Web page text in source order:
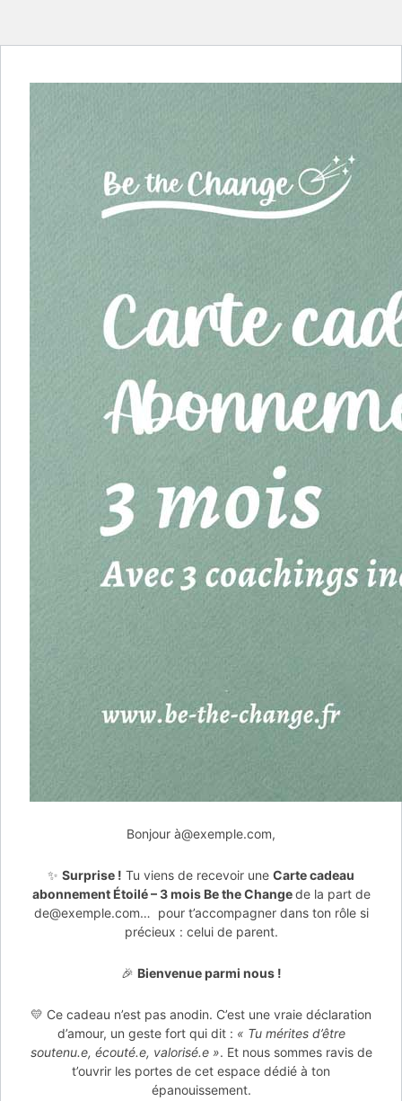
Bonjour à@exemple.com,
✨ Surprise ! Tu viens de recevoir une Carte cadeau
abonnement Étoilé – 3 mois Be the Changede la part de
de@exemple.com… pour t’accompagner dans ton rôle si
précieux : celui de parent.
🎉 Bienvenue parmi nous !
💛 Ce cadeau n’est pas anodin. C’est une vraie déclaration
d’amour, un geste fort qui dit : « Tu mérites d’être
soutenu.e, écouté.e, valorisé.e ». Et nous sommes ravis de
t’ouvrir les portes de cet espace dédié à ton
épanouissement.